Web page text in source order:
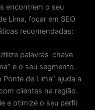
encontrem o seu
Lima, focar em SEO
recomendadas:
palavras-chave
e o seu segmento.
de Lima” ajuda a
clientes na região.
e otimize o seu perfil